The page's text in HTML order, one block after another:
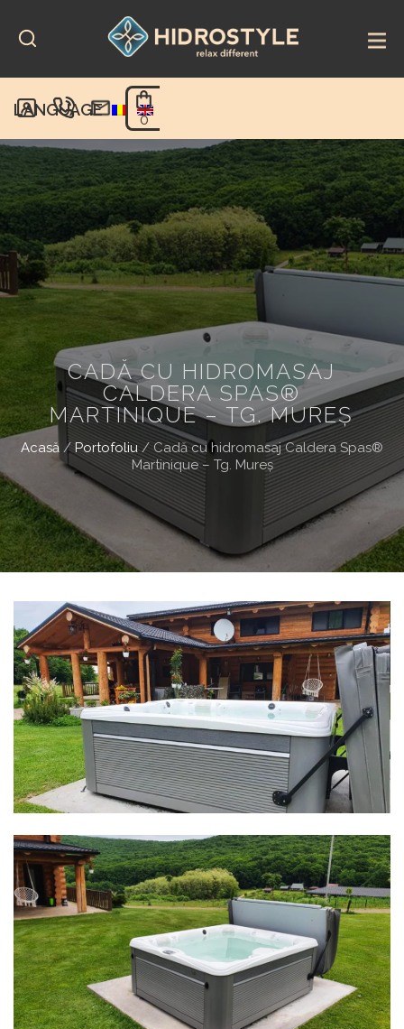
content
LANGUAGE
0
CADĂ CU HIDROMASAJ
CALDERA SPAS®
MARTINIQUE – TG. MUREŞ
Acasă / Portofoliu/ Cadă cu hidromasaj Caldera Spas®
Martinique – Tg. Mureş